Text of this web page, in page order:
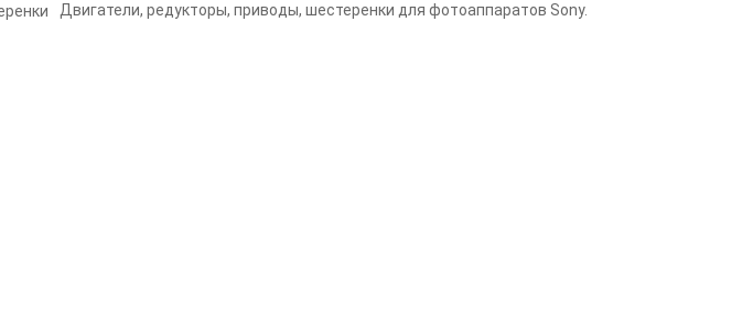
Двигатели, редукторы, приводы, шестеренки для фотоаппаратов Sony.